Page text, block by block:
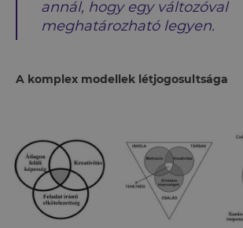
annál, hogy egy változóval
meghatározható legyen.
A komplex modellek létjogosultsága